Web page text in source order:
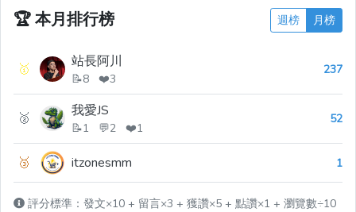
🏆本月排行榜 週榜 月榜
🥇 站長阿川
📝8 ❤️3
237
🥈 我愛JS
📝1 💬2 ❤️1
52
🥉 itzonesmm 1
評分標準：發文×10 + 留言×3 + 獲讚×5 + 點讚×1 + 瀏覽數÷10